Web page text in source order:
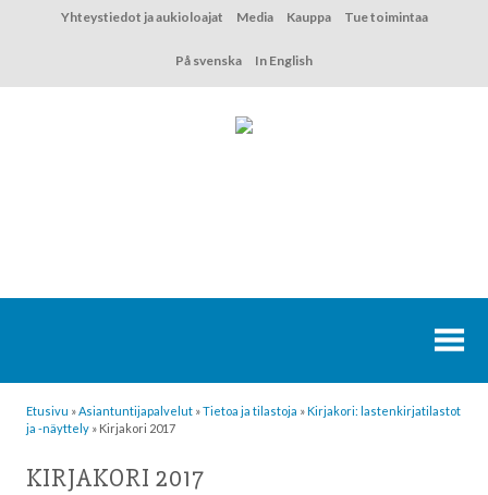
Yhteystiedot ja aukioloajat Media Kauppa Tue toimintaa
På svenska In English
Etusivu » Asiantuntija­palvelut »Tietoa ja tilastoja »Kirjakori: lastenkirjatilastot
ja -näyttely » Kirjakori 2017
KIRJAKORI 2017